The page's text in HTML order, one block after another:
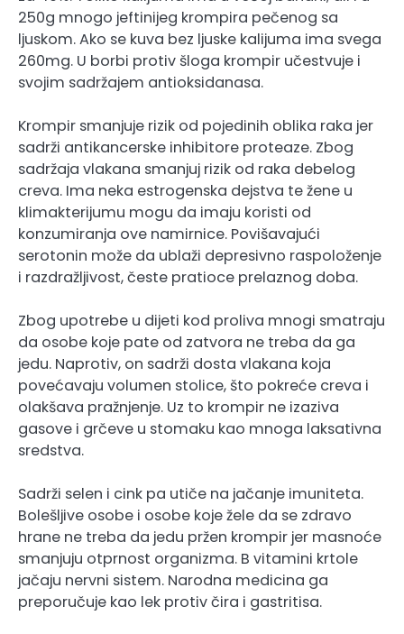
250g mnogo jeftinijeg krompira pečenog sa
ljuskom. Ako se kuva bez ljuske kalijuma ima svega
260mg. U borbi protiv šloga krompir učestvuje i
svojim sadržajem antioksidanasa.
Krompir smanjuje rizik od pojedinih oblika raka jer
sadrži antikancerske inhibitore proteaze. Zbog
sadržaja vlakana smanjuj rizik od raka debelog
creva. Ima neka estrogenska dejstva te žene u
klimakterijumu mogu da imaju koristi od
konzumiranja ove namirnice. Povišavajući
serotonin može da ublaži depresivno raspoloženje
i razdražljivost, česte pratioce prelaznog doba.
Zbog upotrebe u dijeti kod proliva mnogi smatraju
da osobe koje pate od zatvora ne treba da ga
jedu. Naprotiv, on sadrži dosta vlakana koja
povećavaju volumen stolice, što pokreće creva i
olakšava pražnjenje. Uz to krompir ne izaziva
gasove i grčeve u stomaku kao mnoga laksativna
sredstva.
Sadrži selen i cink pa utiče na jačanje imuniteta.
Bolešljive osobe i osobe koje žele da se zdravo
hrane ne treba da jedu pržen krompir jer masnoće
smanjuju otprnost organizma. B vitamini krtole
jačaju nervni sistem. Narodna medicina ga
preporučuje kao lek protiv čira i gastritisa.